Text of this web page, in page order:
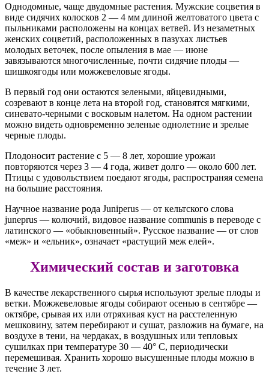
Однодомные, чаще двудомные растения. Мужские соцветия в
виде сидячих колосков 2 — 4 мм длиной желтоватого цвета с
пыльниками расположены на концах ветвей. Из незаметных
женских соцветий, расположенных в пазухах листьев
молодых веточек, после опыления в мае — июне
завязываются многочисленные, почти сидячие плоды —
шишкоягоды или можжевеловые ягоды.
В первый год они остаются зелеными, яйцевидными,
созревают в конце лета на второй год, становятся мягкими,
синевато-черными с восковым налетом. На одном растении
можно видеть одновременно зеленые однолетние и зрелые
черные плоды.
Плодоносит растение с 5 — 8 лет, хорошие урожаи
повторяются через 3 — 4 года, живет долго — около 600 лет.
Птицы с удовольствием поедают ягоды, распространяя семена
на большие расстояния.
Научное название рода Juniperus — от кельтского слова
juneprus — колючий, видовое название communis в переводе с
латинского — «обыкновенный». Русское название — от слов
«меж» и «ельник», означает «растущий меж елей».
Химический состав и заготовка
В качестве лекарственного сырья используют зрелые плоды и
ветки. Можжевеловые ягоды собирают осенью в сентябре —
октябре, срывая их или отряхивая куст на расстеленную
мешковину, затем перебирают и сушат, разложив на бумаге, на
воздухе в тени, на чердаках, в воздушных или тепловых
сушилках при температуре 30 — 40° С, периодически
перемешивая. Хранить хорошо высушенные плоды можно в
течение 3 лет.